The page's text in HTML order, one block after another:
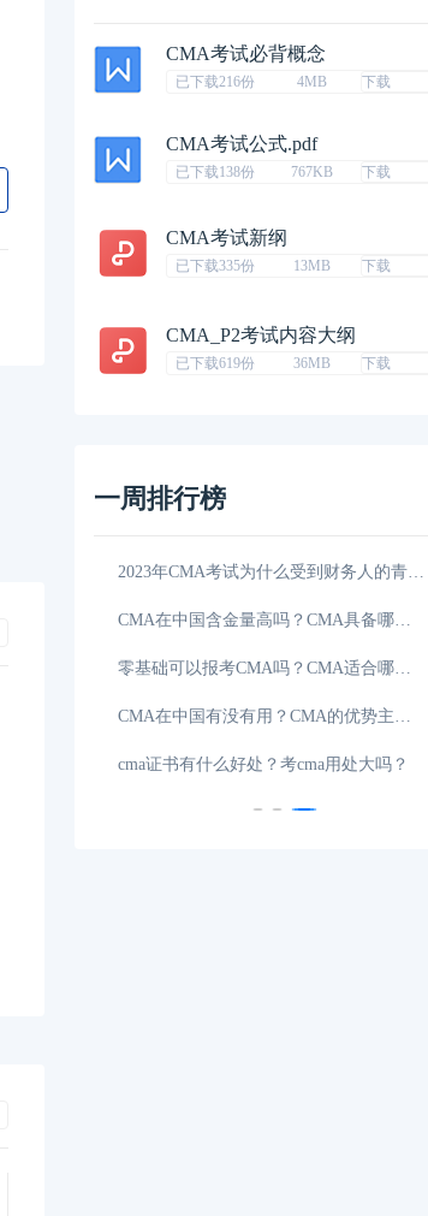
CMA考试必背概念
已下载216份 4MB 下载
CMA考试公式.pdf
已下载138份 767KB 下载
CMA考试新纲
已下载335份 13MB 下载
CMA_P2考试内容大纲
已下载619份 36MB 下载
一周排行榜
？
2023年CMA考试为什么受到财务人的青睐？CMA含金量高吗？
CMA在中国含金量高吗？CMA具备哪些优势？
零基础可以报考CMA吗？CMA适合哪些人群？
CMA在中国有没有用？CMA的优势主要有哪些？
cma证书有什么好处？考cma用处大吗？